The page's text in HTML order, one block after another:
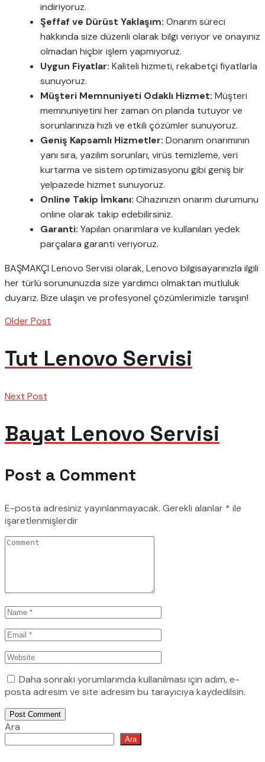
indiriyoruz.
Şeffaf ve Dürüst Yaklaşım: Onarım süreci
hakkında size düzenli olarak bilgi veriyor ve onayınız
olmadan hiçbir işlem yapmıyoruz.
Uygun Fiyatlar: Kaliteli hizmeti, rekabetçi fiyatlarla
sunuyoruz.
Müşteri Memnuniyeti Odaklı Hizmet: Müşteri
memnuniyetini her zaman ön planda tutuyor ve
sorunlarınıza hızlı ve etkili çözümler sunuyoruz.
Geniş Kapsamlı Hizmetler: Donanım onarımının
yanı sıra, yazılım sorunları, virüs temizleme, veri
kurtarma ve sistem optimizasyonu gibi geniş bir
yelpazede hizmet sunuyoruz.
Online Takip İmkanı: Cihazınızın onarım durumunu
online olarak takip edebilirsiniz.
Garanti: Yapılan onarımlara ve kullanılan yedek
parçalara garanti veriyoruz.
BAŞMAKÇI Lenovo Servisi olarak, Lenovo bilgisayarınızla ilgili
her türlü sorununuzda size yardımcı olmaktan mutluluk
duyarız. Bize ulaşın ve profesyonel çözümlerimizle tanışın!
Older Post
Tut Lenovo Servisi
Next Post
Bayat Lenovo Servisi
Post a Comment
E-posta adresiniz yayınlanmayacak. Gerekli alanlar * ile
işaretlenmişlerdir
Daha sonraki yorumlarımda kullanılması için adım, e-
posta adresim ve site adresim bu tarayıcıya kaydedilsin.
Post Comment
Ara
Ara